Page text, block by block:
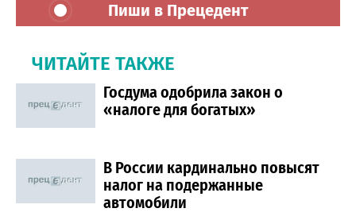
Пиши в Прецедент
ЧИТАЙТЕ ТАКЖЕ
Госдума одобрила закон о
«налоге для богатых»
В России кардинально повысят
налог на подержанные
автомобили